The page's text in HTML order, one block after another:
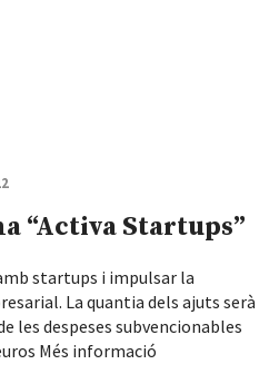
“Activa Startups”
startups i impulsar la
La quantia dels ajuts serà
les despeses subvencionables
Més informació